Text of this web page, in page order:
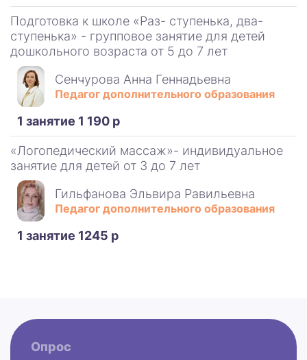
Подготовка к школе «Раз- ступенька, два-
ступенька» - групповое занятие для детей
дошкольного возраста от 5 до 7 лет
Сенчурова Анна Геннадьевна
Педагог дополнительного образования
1 занятие 1 190 р
«Логопедический массаж»- индивидуальное
занятие для детей от 3 до 7 лет
Гильфанова Эльвира Равильевна
Педагог дополнительного образования
1 занятие 1245 р
Опрос